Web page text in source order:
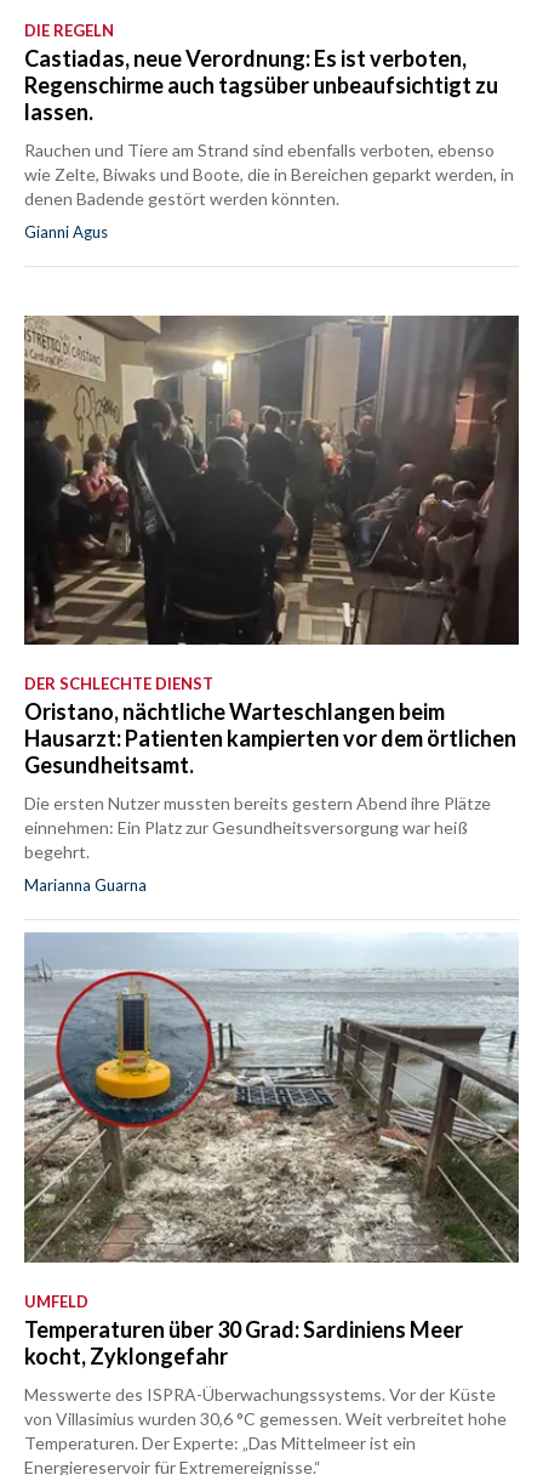
DIE REGELN
Castiadas, neue Verordnung: Es ist verboten,
Regenschirme auch tagsüber unbeaufsichtigt zu
lassen.
Rauchen und Tiere am Strand sind ebenfalls verboten, ebenso
wie Zelte, Biwaks und Boote, die in Bereichen geparkt werden, in
denen Badende gestört werden könnten.
Gianni Agus
DER SCHLECHTE DIENST
Oristano, nächtliche Warteschlangen beim
Hausarzt: Patienten kampierten vor dem örtlichen
Gesundheitsamt.
Die ersten Nutzer mussten bereits gestern Abend ihre Plätze
einnehmen: Ein Platz zur Gesundheitsversorgung war heiß
begehrt.
Marianna Guarna
UMFELD
Temperaturen über 30 Grad: Sardiniens Meer
kocht, Zyklongefahr
Messwerte des ISPRA-Überwachungssystems. Vor der Küste
von Villasimius wurden 30,6 °C gemessen. Weit verbreitet hohe
Temperaturen. Der Experte: „Das Mittelmeer ist ein
Energiereservoir für Extremereignisse.“